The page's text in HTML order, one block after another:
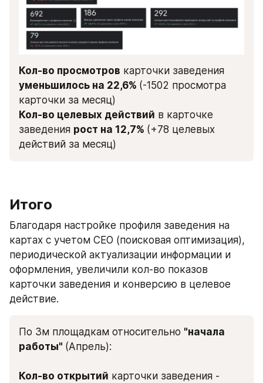
Кол-во просмотров
уменьшилось на 22,6% (-1502 просмотра
карточки за месяц)
Кол-во целевых действий в карточке
заведения рост на 12,7% (+78 целевых
действий за месяц)
Итого
Благодаря настройке профиля заведения на
картах с учетом СЕО (поисковая оптимизация),
периодической актуализации информации и
оформления, увеличили кол-во показов
карточки заведения и конверсию в целевое
действие.
По 3м площадкам относительно "начала
работы" (Апрель):
Кол-во открытий